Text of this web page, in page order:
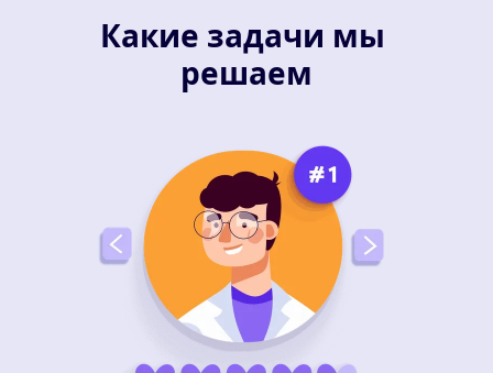
Какие задачи мы
решаем